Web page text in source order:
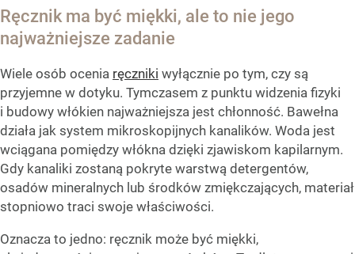
Ręcznik ma być miękki, ale to nie jego
najważniejsze zadanie
Wiele osób ocenia ręczniki wyłącznie po tym, czy są
przyjemne w dotyku. Tymczasem z punktu widzenia fizyki
i budowy włókien najważniejsza jest chłonność. Bawełna
działa jak system mikroskopijnych kanalików. Woda jest
wciągana pomiędzy włókna dzięki zjawiskom kapilarnym.
Gdy kanaliki zostaną pokryte warstwą detergentów,
osadów mineralnych lub środków zmiękczających, materiał
stopniowo traci swoje właściwości.
Oznacza to jedno: ręcznik może być miękki,